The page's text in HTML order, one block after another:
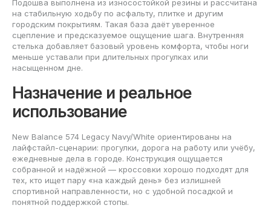
Подошва выполнена из износостойкой резины и рассчитана
на стабильную ходьбу по асфальту, плитке и другим
городским покрытиям. Такая база даёт уверенное
сцепление и предсказуемое ощущение шага. Внутренняя
стелька добавляет базовый уровень комфорта, чтобы ноги
меньше уставали при длительных прогулках или
насыщенном дне.
Назначение и реальное
использование
New Balance 574 Legacy Navy/White ориентированы на
лайфстайл-сценарии: прогулки, дорога на работу или учёбу,
ежедневные дела в городе. Конструкция ощущается
собранной и надёжной — кроссовки хорошо подходят для
тех, кто ищет пару «на каждый день» без излишней
спортивной направленности, но с удобной посадкой и
понятной поддержкой стопы.